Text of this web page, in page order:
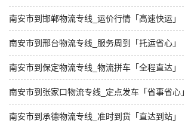
南安市到邯郸物流专线_运价行情「高速快运」
南安市到邢台物流专线_服务周到「托运省心」
南安市到保定物流专线_物流拼车「全程直达」
南安市到张家口物流专线_定点发车「省事省心」
南安市到承德物流专线_准时到货「直达到站」